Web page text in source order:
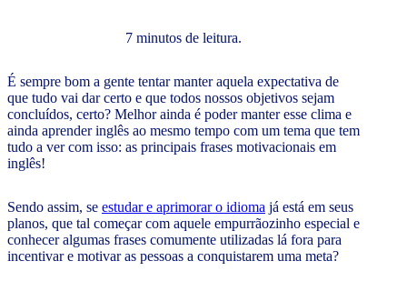
7 minutos de leitura.
É sempre bom a gente tentar manter aquela expectativa de
que tudo vai dar certo e que todos nossos objetivos sejam
concluídos, certo? Melhor ainda é poder manter esse clima e
ainda aprender inglês ao mesmo tempo com um tema que tem
tudo a ver com isso: as principais frases motivacionais em
inglês!
Sendo assim, se estudar e aprimorar o idioma já está em seus
planos, que tal começar com aquele empurrãozinho especial e
conhecer algumas frases comumente utilizadas lá fora para
incentivar e motivar as pessoas a conquistarem uma meta?